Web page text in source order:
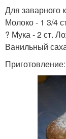
Для заварного
Молоко - 1 3/4
? Мука - 2 ст.
Ванильный
Приготовление: